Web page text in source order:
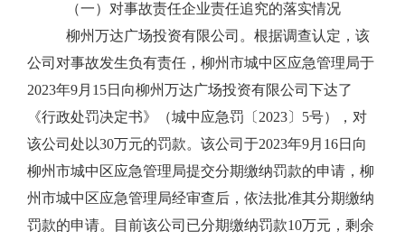
（一）对事故责任企业责任追究的落实情况
柳州万达广场投资有限公司。根据调查认定，该
公司对事故发生负有责任，柳州市城中区应急管理局于
2023年9月 15日向柳州万达广场投资有限公司下达了
《行政处罚决定书》（城中应急罚〔 2023〕 5号），对
该公司处以30万元的罚款。该公司于2023年9月 16日向
柳州市城中区应急管理局提交分期缴纳罚款的申请，柳
州市城中区应急管理局经审查后，依法批准其分期缴纳
罚款的申请。目前该公司已分期缴纳罚款10万元，剩余